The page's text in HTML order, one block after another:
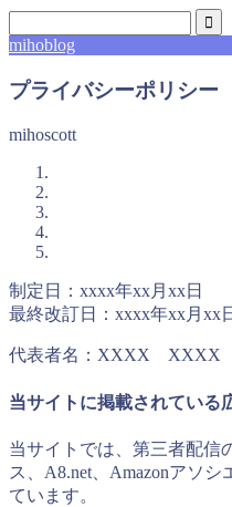
mihoblog
プライバシーポリシー
mihoscott
制定日：xxxx年xx月xx日
最終改訂日：xxxx年xx月xx
代表者名：XXXX XXXX
当サイトに掲載されている
当サイトでは、第三者配信
ス、A8.net、Amazonアソ
ています。